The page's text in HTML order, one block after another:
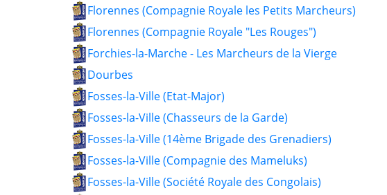
Florennes (Compagnie Royale les Petits Marcheurs)
Florennes (Compagnie Royale "Les Rouges")
Forchies-la-Marche - Les Marcheurs de la Vierge
Dourbes
Fosses-la-Ville (Etat-Major)
Fosses-la-Ville (Chasseurs de la Garde)
Fosses-la-Ville (14ème Brigade des Grenadiers)
Fosses-la-Ville (Compagnie des Mameluks)
Fosses-la-Ville (Société Royale des Congolais)